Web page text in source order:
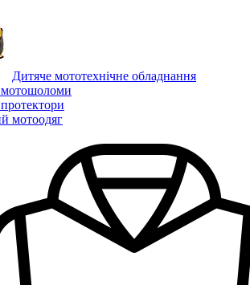
Дитяче мототехнічне обладнання
мотошоломи
мотоодяг